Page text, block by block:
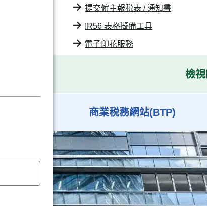
提交僱主報税表 / 通知書
IR56 表格擬備工具
電子印花服務
檢
商業税務網站(BTP)